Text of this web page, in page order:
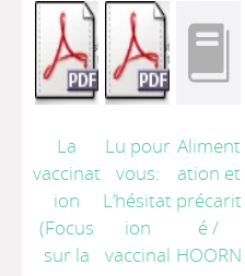
La
vaccinat
ion
(Focus
sur la
Lu pour
vous:
L’hésitat
ion
vaccinal
Aliment
ation et
précarit
é/
HOORN